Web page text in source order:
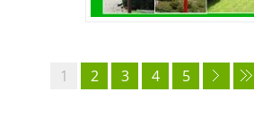
1 2 3 4 5